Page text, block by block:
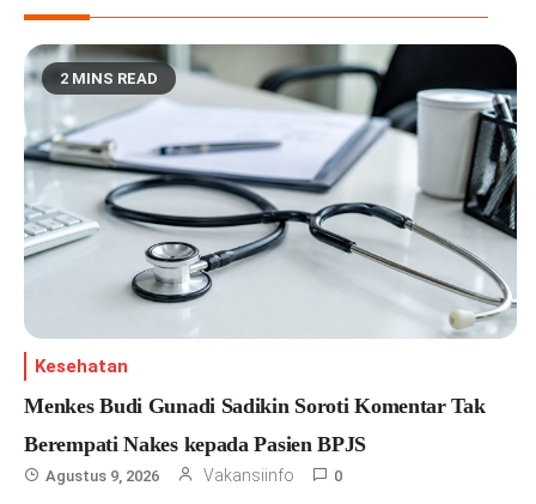
2 MINS READ
Kesehatan
Menkes Budi Gunadi Sadikin Soroti Komentar Tak
Berempati Nakes kepada Pasien BPJS
Agustus 9, 2026 Vakansiinfo 0